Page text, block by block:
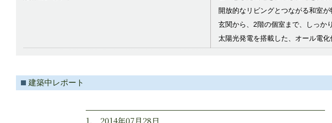
開放的なリビングとつながる和室が
玄関から、2階の個室まで、しっか
太陽光発電を搭載した、オール電
建築中レポート